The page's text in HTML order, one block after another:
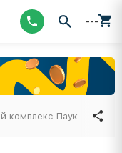
---
комплекс Паук